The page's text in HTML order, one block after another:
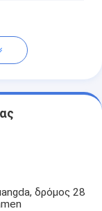
δρόμος 28